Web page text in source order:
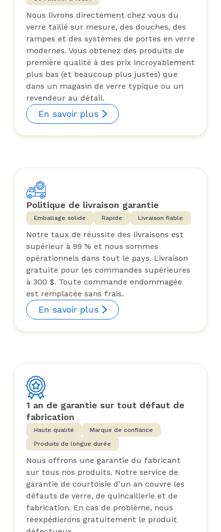
Nous livrons directement chez vous du
verre taillé sur mesure, des douches, des
rampes et des systèmes de portes en verre
modernes. Vous obtenez des produits de
première qualité à des prix incroyablement
plus bas (et beaucoup plus justes) que
dans un magasin de verre typique ou un
revendeur au détail.
En savoir plus
Politique de livraison garantie
Emballage solide Rapide Livraison fiable
Notre taux de réussite des livraisons est
supérieur à 99 % et nous sommes
opérationnels dans tout le pays. Livraison
gratuite pour les commandes supérieures
à 300 $. Toute commande endommagée
est remplacée sans frais.
En savoir plus
1 an de garantie sur tout défaut de
fabrication
Haute qualité
Marque de confiance
Produits de longue durée
Nous offrons une garantie du fabricant
sur tous nos produits. Notre service de
garantie de courtoisie d’un an couvre les
défauts de verre, de quincaillerie et de
fabrication. En cas de problème, nous
réexpédierons gratuitement le produit